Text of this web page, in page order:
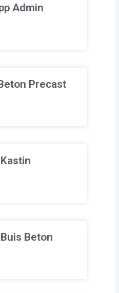
Admin
Precast
Beton